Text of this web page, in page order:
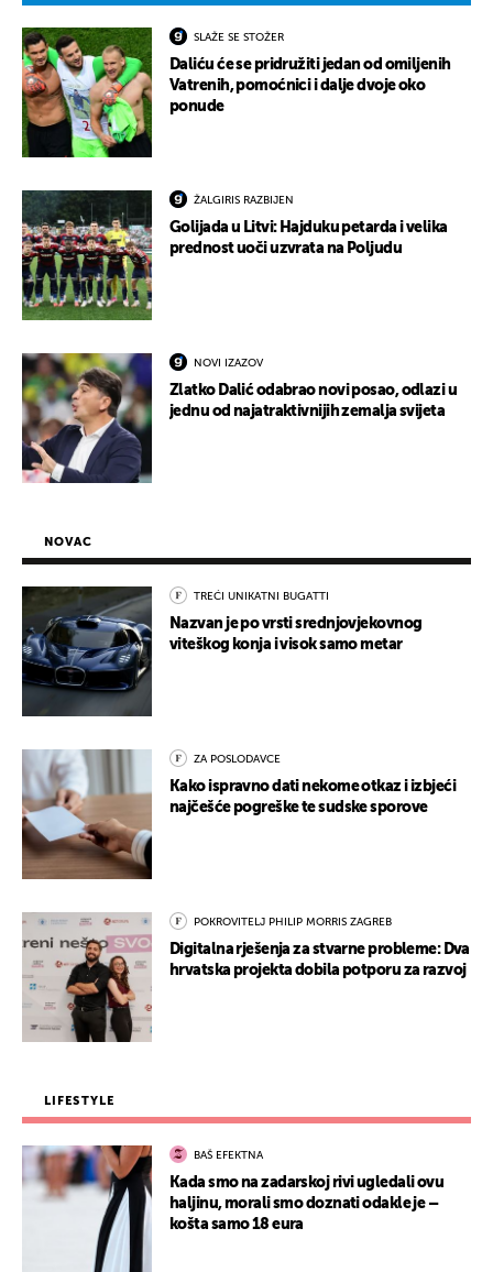
SLAŽE SE STOŽER
Daliću će se pridružiti jedan od omiljenih
Vatrenih, pomoćnici i dalje dvoje oko
ponude
ŽALGIRIS RAZBIJEN
Golijada u Litvi: Hajduku petarda i velika
prednost uoči uzvrata na Poljudu
NOVI IZAZOV
Zlatko Dalić odabrao novi posao, odlazi u
jednu od najatraktivnijih zemalja svijeta
NOVAC
TREĆI UNIKATNI BUGATTI
Nazvan je po vrsti srednjovjekovnog
viteškog konja i visok samo metar
ZA POSLODAVCE
Kako ispravno dati nekome otkaz i izbjeći
najčešće pogreške te sudske sporove
POKROVITELJ PHILIP MORRIS ZAGREB
Digitalna rješenja za stvarne probleme: Dva
hrvatska projekta dobila potporu za razvoj
LIFESTYLE
BAŠ EFEKTNA
Kada smo na zadarskoj rivi ugledali ovu
haljinu, morali smo doznati odakle je –
košta samo 18 eura